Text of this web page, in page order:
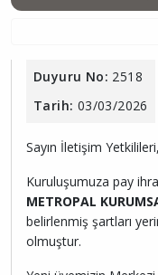
Duyuru No: 2518
Tarih: 03/03/2026
Sayın İletişim Yetkilileri,
Kuruluşumuza pay
METROPAL
belirlenmiş şartları
olmuştur.